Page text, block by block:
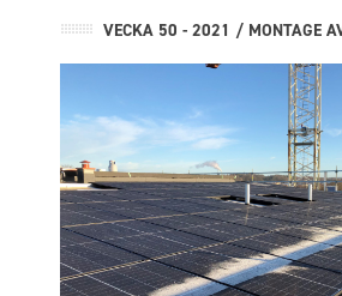
VECKA 50 - 2021 / MONTAGE